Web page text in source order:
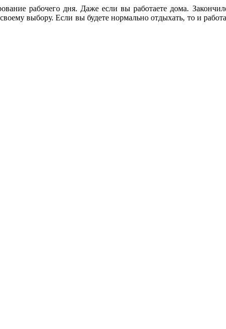
рабочего дня. Даже если вы работаете дома.
выбору. Если вы будете нормально отдыхать, то и